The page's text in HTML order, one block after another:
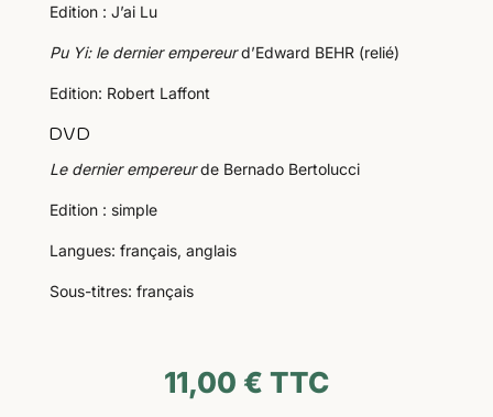
Edition : J’ai Lu
Pu Yi: le dernier empereurd’Edward BEHR (relié)
Edition: Robert Laffont
DVD
Le dernier empereurde Bernado Bertolucci
Edition : simple
Langues: français, anglais
Sous-titres: français
11,00 € TTC